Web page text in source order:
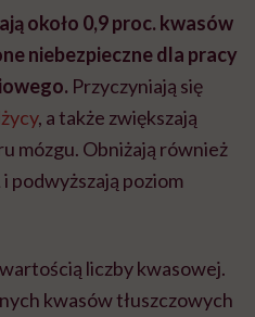
około 0,9 proc. kwasów
niebezpieczne dla pracy
Przyczyniają się
, a także zwiększają
mózgu. Obniżają również
podwyższają poziom
liczby kwasowej.
kwasów tłuszczowych